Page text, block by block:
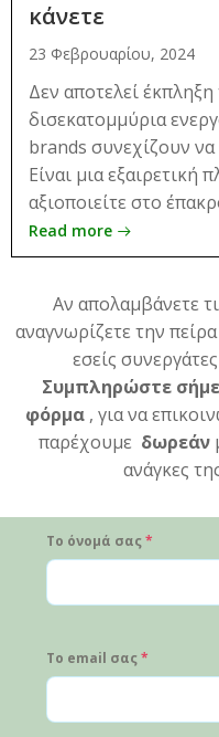
κάνετε
23 Φεβρουαρίου, 2024
Δεν αποτελεί
δισεκατομμύρια
brands συνεχίζουν
Είναι μια εξαιρετική
αξιοποιείτε στο
Read more
Αν απολαμβάνετε
αναγνωρίζετε την πείρα
εσείς
Συμπληρώστε
φόρμα , για να
παρέχουμε δωρεάν
ανάγκες
Το όνομά σας *
Το email σας *